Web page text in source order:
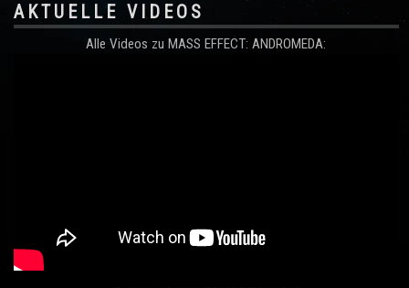
AKTUELLE VIDEOS
Alle Videos zu MASS EFFECT: ANDROMEDA: